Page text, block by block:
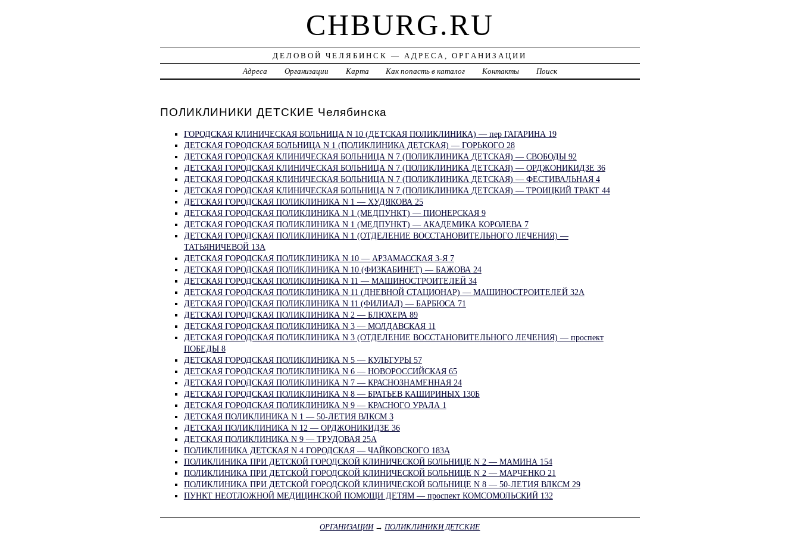
CHBURG.RU
ДЕЛОВОЙ ЧЕЛЯБИНСК — АДРЕСА, ОРГАНИЗАЦИИ
Адреса
Организации Карта Как попасть в каталог Контакты Поиск
ПОЛИКЛИНИКИ ДЕТСКИЕ Челябинска
ГОРОДСКАЯ КЛИНИЧЕСКАЯ БОЛЬНИЦА N 10 (ДЕТСКАЯ ПОЛИКЛИНИКА) — пер ГАГАРИНА 19
ДЕТСКАЯ ГОРОДСКАЯ БОЛЬНИЦА N 1 (ПОЛИКЛИНИКА ДЕТСКАЯ) — ГОРЬКОГО 28
ДЕТСКАЯ ГОРОДСКАЯ КЛИНИЧЕСКАЯ БОЛЬНИЦА N 7 (ПОЛИКЛИНИКА ДЕТСКАЯ) — СВОБОДЫ 92
ДЕТСКАЯ ГОРОДСКАЯ КЛИНИЧЕСКАЯ БОЛЬНИЦА N 7 (ПОЛИКЛИНИКА ДЕТСКАЯ) — ОРДЖОНИКИДЗЕ 36
ДЕТСКАЯ ГОРОДСКАЯ КЛИНИЧЕСКАЯ БОЛЬНИЦА N 7 (ПОЛИКЛИНИКА ДЕТСКАЯ) — ФЕСТИВАЛЬНАЯ 4
ДЕТСКАЯ ГОРОДСКАЯ КЛИНИЧЕСКАЯ БОЛЬНИЦА N 7 (ПОЛИКЛИНИКА ДЕТСКАЯ) — ТРОИЦКИЙ ТРАКТ 44
ДЕТСКАЯ ГОРОДСКАЯ ПОЛИКЛИНИКА N 1 — ХУДЯКОВА 25
ДЕТСКАЯ ГОРОДСКАЯ ПОЛИКЛИНИКА N 1 (МЕДПУНКТ) — ПИОНЕРСКАЯ 9
ДЕТСКАЯ ГОРОДСКАЯ ПОЛИКЛИНИКА N 1 (МЕДПУНКТ) — АКАДЕМИКА КОРОЛЕВА 7
ДЕТСКАЯ ГОРОДСКАЯ ПОЛИКЛИНИКА N 1 (ОТДЕЛЕНИЕ ВОССТАНОВИТЕЛЬНОГО ЛЕЧЕНИЯ) —
ТАТЬЯНИЧЕВОЙ 13А
ДЕТСКАЯ ГОРОДСКАЯ ПОЛИКЛИНИКА N 10 — АРЗАМАССКАЯ 3-Я 7
ДЕТСКАЯ ГОРОДСКАЯ ПОЛИКЛИНИКА N 10 (ФИЗКАБИНЕТ) — БАЖОВА 24
ДЕТСКАЯ ГОРОДСКАЯ ПОЛИКЛИНИКА N 11 — МАШИНОСТРОИТЕЛЕЙ 34
ДЕТСКАЯ ГОРОДСКАЯ ПОЛИКЛИНИКА N 11 (ДНЕВНОЙ СТАЦИОНАР) — МАШИНОСТРОИТЕЛЕЙ 32А
ДЕТСКАЯ ГОРОДСКАЯ ПОЛИКЛИНИКА N 11 (ФИЛИАЛ) — БАРБЮСА 71
ДЕТСКАЯ ГОРОДСКАЯ ПОЛИКЛИНИКА N 2 — БЛЮХЕРА 89
ДЕТСКАЯ ГОРОДСКАЯ ПОЛИКЛИНИКА N 3 — МОЛДАВСКАЯ 11
ДЕТСКАЯ ГОРОДСКАЯ ПОЛИКЛИНИКА N 3 (ОТДЕЛЕНИЕ ВОССТАНОВИТЕЛЬНОГО ЛЕЧЕНИЯ) — проспект
ПОБЕДЫ 8
ДЕТСКАЯ ГОРОДСКАЯ ПОЛИКЛИНИКА N 5 — КУЛЬТУРЫ 57
ДЕТСКАЯ ГОРОДСКАЯ ПОЛИКЛИНИКА N 6 — НОВОРОССИЙСКАЯ 65
ДЕТСКАЯ ГОРОДСКАЯ ПОЛИКЛИНИКА N 7 — КРАСНОЗНАМЕННАЯ 24
ДЕТСКАЯ ГОРОДСКАЯ ПОЛИКЛИНИКА N 8 — БРАТЬЕВ КАШИРИНЫХ 130Б
ДЕТСКАЯ ГОРОДСКАЯ ПОЛИКЛИНИКА N 9 — КРАСНОГО УРАЛА 1
ДЕТСКАЯ ПОЛИКЛИНИКА N 1 — 50-ЛЕТИЯ ВЛКСМ 3
ДЕТСКАЯ ПОЛИКЛИНИКА N 12 — ОРДЖОНИКИДЗЕ 36
ДЕТСКАЯ ПОЛИКЛИНИКА N 9 — ТРУДОВАЯ 25А
ПОЛИКЛИНИКА ДЕТСКАЯ N 4 ГОРОДСКАЯ — ЧАЙКОВСКОГО 183А
ПОЛИКЛИНИКА ПРИ ДЕТСКОЙ ГОРОДСКОЙ КЛИНИЧЕСКОЙ БОЛЬНИЦЕ N 2 — МАМИНА 154
ПОЛИКЛИНИКА ПРИ ДЕТСКОЙ ГОРОДСКОЙ КЛИНИЧЕСКОЙ БОЛЬНИЦЕ N 2 — МАРЧЕНКО 21
ПОЛИКЛИНИКА ПРИ ДЕТСКОЙ ГОРОДСКОЙ КЛИНИЧЕСКОЙ БОЛЬНИЦЕ N 8 — 50-ЛЕТИЯ ВЛКСМ 29
ПУНКТ НЕОТЛОЖНОЙ МЕДИЦИНСКОЙ ПОМОЩИ ДЕТЯМ — проспект КОМСОМОЛЬСКИЙ 132
ОРГАНИЗАЦИИ→ПОЛИКЛИНИКИ ДЕТСКИЕ